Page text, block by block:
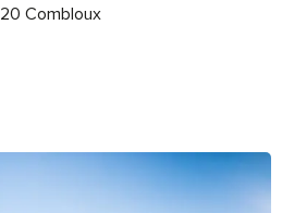
Combloux